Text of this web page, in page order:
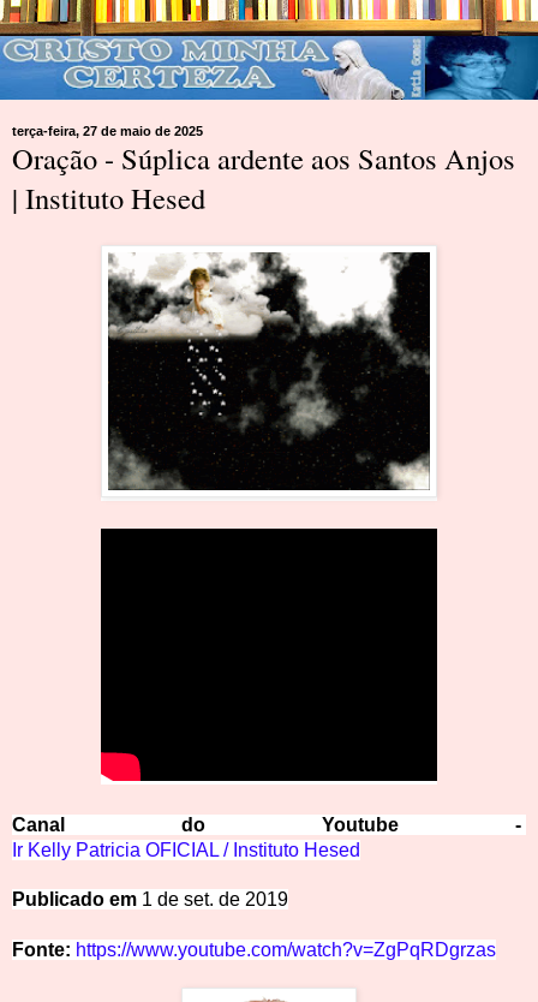
terça-feira, 27 de maio de 2025
Oração - Súplica ardente aos Santos Anjos
| Instituto Hesed
Canal do Youtube -
Ir Kelly Patricia OFICIAL / Instituto Hesed
Pub licado em 1 de set. de 2019
Fonte: https://www.youtube.com/watch?v=ZgPqRDgrzas